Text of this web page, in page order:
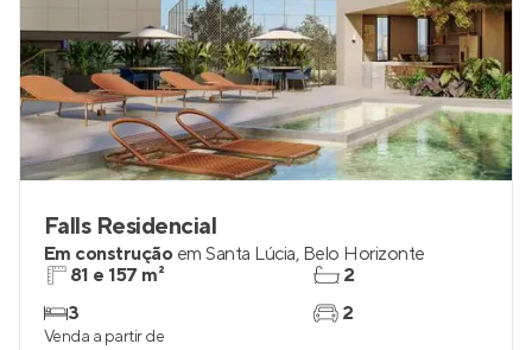
Falls Residencial
Em construção em Santa Lúcia, Belo Horizonte
81 e 157 m²
3
2
2
Venda a partir de